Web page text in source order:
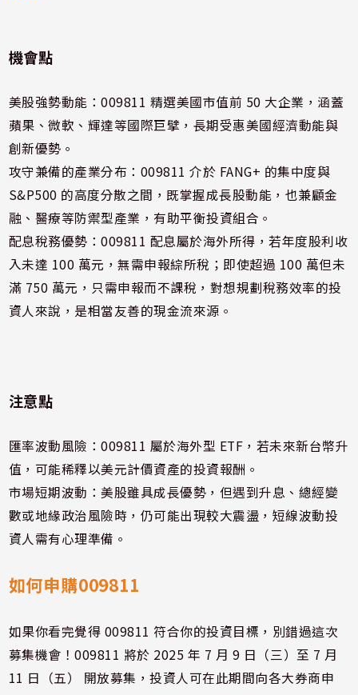
機會點
美股強勢動能：009811 精選美國市值前 50 大企業，涵蓋
蘋果、微軟、輝達等國際巨擘，長期受惠美國經濟動能與
創新優勢。
攻守兼備的產業分布：009811 介於 FANG+ 的集中度與
S&P500 的高度分散之間，既掌握成長股動能，也兼顧金
融、醫療等防禦型產業，有助平衡投資組合。
配息稅務優勢：009811 配息屬於海外所得，若年度股利收
入未達 100 萬元，無需申報綜所稅；即使超過 100 萬但未
滿 750 萬元，只需申報而不課稅，對想規劃稅務效率的投
資人來說，是相當友善的現金流來源。
注意點
匯率波動風險：009811 屬於海外型 ETF，若未來新台幣升
值，可能稀釋以美元計價資產的投資報酬。
市場短期波動：美股雖具成長優勢，但遇到升息、總經變
數或地緣政治風險時，仍可能出現較大震盪，短線波動投
資人需有心理準備。
如何申購009811
如果你看完覺得 009811 符合你的投資目標，別錯過這次
募集機會！009811 將於 2025 年 7 月 9 日（三）至 7 月
11 日（五） 開放募集，投資人可在此期間向各大券商申